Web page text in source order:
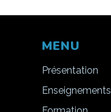
MENU
Présentation
Enseignements